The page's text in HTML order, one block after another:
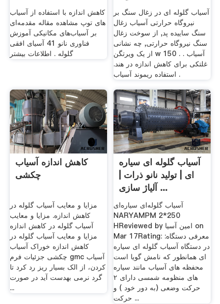
کاهش اندازه با استفاده از آسیاب
های توپ مشاهده مقاله مقدمه‌ای
بر آسیاب‌های مکانیکی آموزش
فناوری نانو 41 آسیای افقی
گلوله . اطلاعات بیشتر
آسیاب گلوله ای در زغال سنگ بر
نیروگاه حرارتی آسیاب زغال
سنگ ساییده پد, از سوخت زغال
سنگ نیروگاه حرارتی, چه نشانی
از یک ویرتگن w 150 . . آسیاب
غلتکی برای کاهش اندازه در هند.
استفاده ریموند آسیاب .
کاهش اندازه آسیاب
چکشی
مزایا و معایب آسیاب گلوله در
کاهش اندازه. مزایا و معایب
آسیاب گلوله در کاهش اندازه
مزایا و معایب آسیاب گلوله در
کاهش اندازه خوراک آسیاب
چکشی جزئیات فرم gmc آسیاب
کردن، از الک بسیار ریز رد کرد تا
گرد نرمی بهدست آید در صورت
...
آسیاب گلوله ای سیاره
ای | تولید نانو ذرات |
آلیاژ سازی ...
آسیاب گلوله‌ای سیاره‌ای
NARYAMPM 2*250
HReviewed by امین آسیا on
Mar 17Rating: معرفی دستگاه:
در دستگاه آسیاب گلوله ای سیاره
ای همانطور که نامش گویا است
محفظه های آسیاب مانند سیاره
های منظومه شمسی دارای ۲
حرکت وضعی (به دور خود ) و
حرکت ...